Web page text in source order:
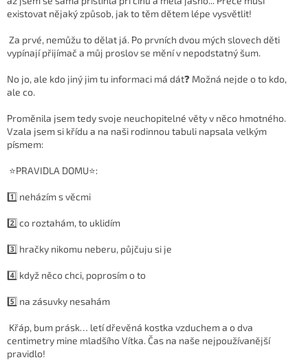
existovat nějaký způsob, jak to těm dětem lépe vysvětlit!
Za prvé, nemůžu to dělat já. Po prvních dvou mých slovech děti
vypínají přijímač a můj proslov se mění v nepodstatný šum.
No jo, ale kdo jiný jim tu informaci má dát❓ Možná nejde o to kdo,
ale co.
Proměnila jsem tedy svoje neuchopitelné věty v něco hmotného.
Vzala jsem si křídu a na naši rodinnou tabuli napsala velkým
písmem:
⭐️PRAVIDLA DOMU⭐️:
1️⃣ neházím s věcmi
2️⃣ co roztahám, to uklidím
3️⃣ hračky nikomu neberu, půjčuju si je
4️⃣ když něco chci, poprosím o to
5️⃣ na zásuvky nesahám
Křáp, bum prásk… letí dřevěná kostka vzduchem a o dva
centimetry mine mladšího Vítka. Čas na naše nejpoužívanější
pravidlo!